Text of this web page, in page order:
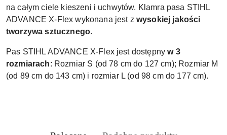
na całym ciele kieszeni i uchwytów. Klamra pasa STIHL
ADVANCE X-Flex wykonana jest z wysokiej jakości
tworzywa sztucznego.
Pas STIHL ADVANCE X-Flex jest dostępny w 3
rozmiarach: Rozmiar S (od 78 cm do 127 cm); Rozmiar M
(od 89 cm do 143 cm) i rozmiar L (od 98 cm do 177 cm).